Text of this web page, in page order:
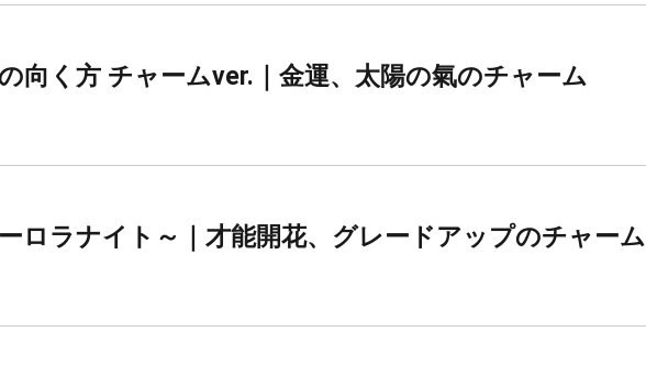
向く方 チャームver.｜金運、太陽の氣のチャーム
ロラナイト～｜才能開花、グレードアップのチャーム